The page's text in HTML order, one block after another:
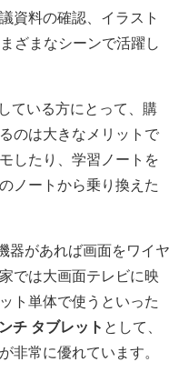
資料の確認、イラスト
ざまなシーンで活躍し
ている方にとって、購
のは大きなメリットで
したり、学習ノートを
ノートから乗り換えた
器があれば画面をワイヤ
では大画面テレビに映
ト単体で使うといった
チ タブレット として、
非常に優れています。